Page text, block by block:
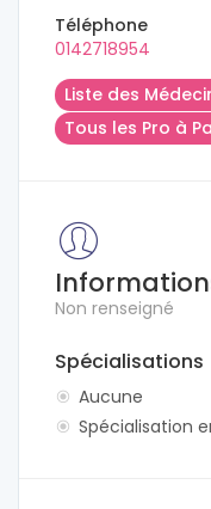
Téléphone
0142718954
Liste des
Tous les Pro à
Non renseigné
Spécialisations
Aucune
Spécialisation